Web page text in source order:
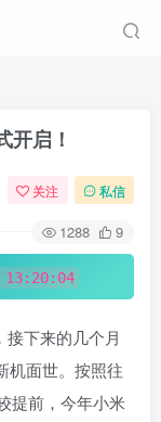
开启！
关注 私信
1288 9
13:20:04
下来的几个月
机面世。按照往
提前，今年小米